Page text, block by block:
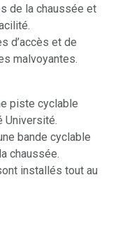
de la chaussée et
d’accès et de
malvoyantes.
piste cyclable
Université.
bande cyclable
chaussée.
installés tout au